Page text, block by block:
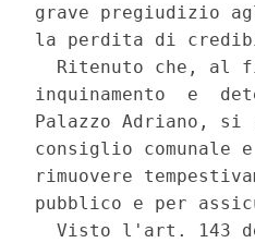
grave pregiudizio
la perdita di
Ritenuto che, al
inquinamento  e
Palazzo Adriano,
consiglio comunale
rimuovere
pubblico e per
Visto l'art. 143